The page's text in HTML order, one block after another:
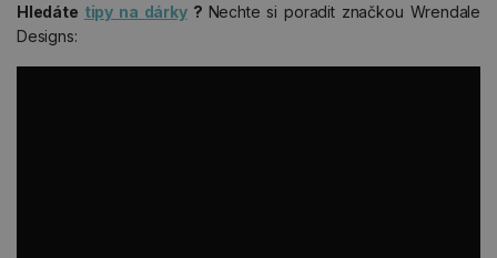
Hledáte tipy na dárky? Nechte si poradit značkou Wrendale
Designs: